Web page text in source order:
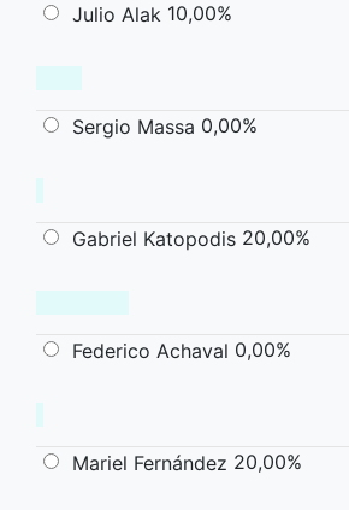
Julio Alak 10,00%
Sergio Massa 0,00%
Gabriel Katopodis 20,00%
Federico Achaval 0,00%
Mariel Fernández 20,00%